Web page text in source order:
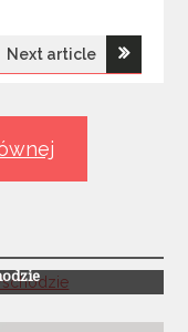
Next article